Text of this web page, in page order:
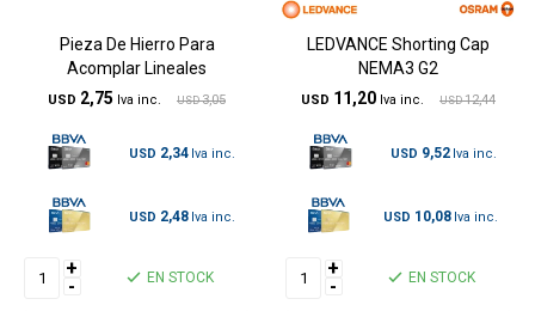
Pieza De Hierro Para
Acomplar Lineales
USD 2,75 USD 3,05
USD 2,34
USD 2,48
+
- EN STOCK
LEDVANCE Shorting Cap
NEMA3 G2
USD 11,20 USD 12,44
USD 9,52
USD 10,08
+
- EN STOCK